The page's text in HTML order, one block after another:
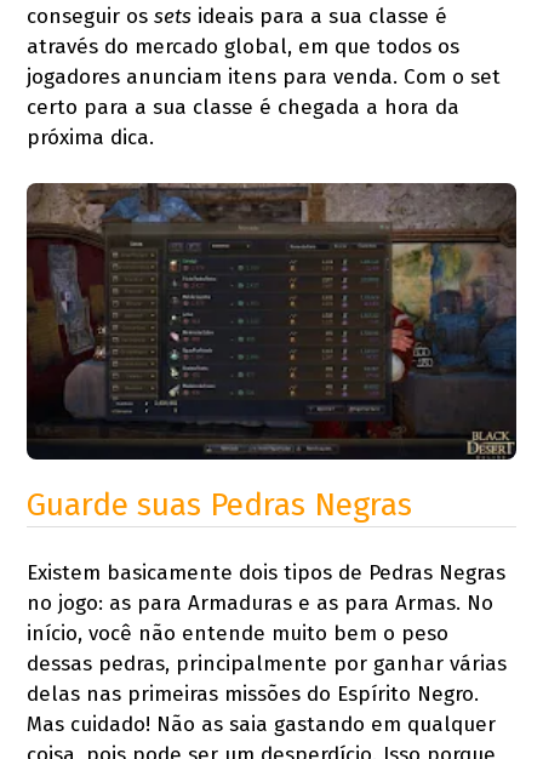
conseguir ossets ideais para a sua classe é
através do mercado global, em que todos os
jogadores anunciam itens para venda. Com o set
certo para a sua classe é chegada a hora da
próxima dica.
Guarde suas Pedras Negras
Existem basicamente dois tipos de Pedras Negras
no jogo: as para Armaduras e as para Armas. No
início, você não entende muito bem o peso
dessas pedras, principalmente por ganhar várias
delas nas primeiras missões do Espírito Negro.
Mas cuidado! Não as saia gastando em qualquer